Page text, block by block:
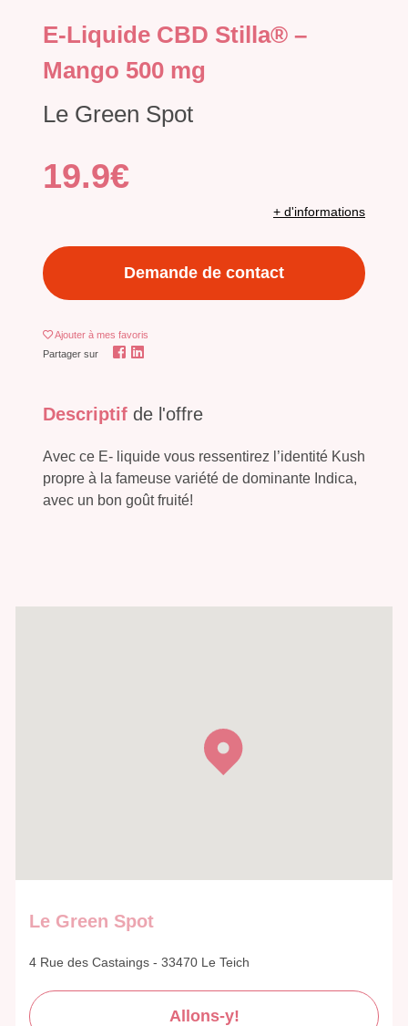
E-Liquide CBD Stilla® –
Mango 500 mg
Le Green Spot
19.9€
+ d'informations
Demande de contact
Ajouter à mes favoris
Partager sur
Descriptif de l'offre
Avec ce E- liquide vous ressentirez l’identité Kush
propre à la fameuse variété de dominante Indica,
avec un bon goût fruité!
Le Green Spot
4 Rue des Castaings - 33470 Le Teich
Allons-y!